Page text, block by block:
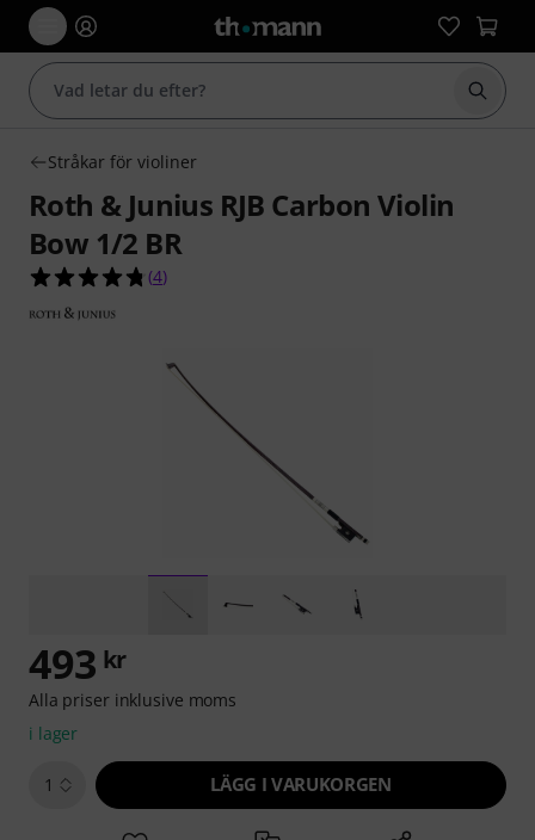
Börja
Stråkar för violiner
Roth & Junius RJB Carbon Violin
Bow 1/2 BR
4.8 av 5 stjärnor från 4 kundbetyg
(4)
493 kr
Alla priser inklusive moms
i lager
1 LÄGG I VARUKORGEN